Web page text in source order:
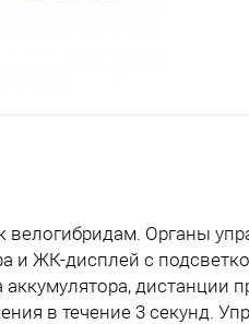
Органы
и ЖК-дисплей с
аккумулятора,
в течение 3 секунд.